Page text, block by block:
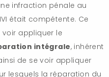
infraction pénale au
était compétente. Ce
appliquer le
intégrale, inhérent
de se voir appliquer
lesquels la réparation du